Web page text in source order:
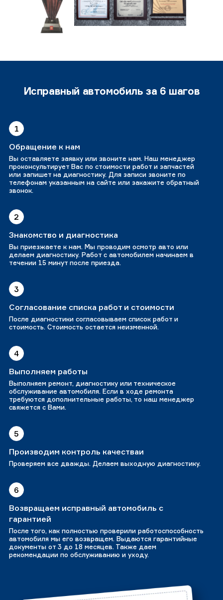
Исправный автомобиль за 6 шагов
1
Обращение к нам
Вы оставляете заявку или звоните нам. Наш менеджер
проконсультирует Вас по стоимости работ и запчастей
или запишет на диагностику. Для записи звоните по
телефонам указанным на сайте или закажите обратный
звонок.
2
Знакомство и диагностика
Вы приезжаете к нам. Мы проводим осмотр авто или
делаем диагностику. Работ с автомобилем начинаем в
течении 15 минут после приезда.
3
Согласование списка работ и стоимости
После диагностики согласовываем список работ и
стоимость. Стоимость остается неизменной.
4
Выполняем работы
Выполняем ремонт, диагностику или техническое
обслуживание автомобиля. Если в ходе ремонта
требуются дополнительные работы, то наш менеджер
свяжется с Вами.
5
Производим контроль качестваи
Проверяем все дважды. Делаем выходную диагностику.
6
Возвращаем исправный автомобиль с
гарантией
После того, как полностью проверили работоспособность
автомобиля мы его возвращем. Выдаются гарантийные
документы от 3 до 18 месяцев. Также даем
рекомендации по обслуживанию и уходу.